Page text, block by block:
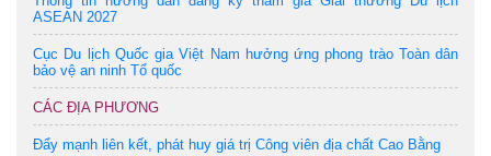
ASEAN 2027
Cục Du lịch Quốc gia Việt Nam hưởng ứng phong trào Toàn dân
bảo vệ an ninh Tổ quốc
CÁC ĐỊA PHƯƠNG
Đẩy mạnh liên kết, phát huy giá trị Công viên địa chất Cao Bằng